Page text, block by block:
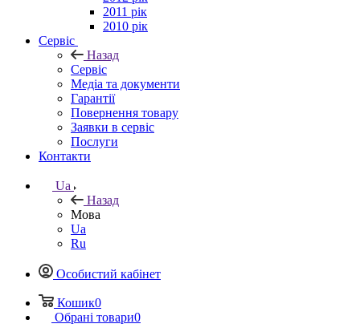
2011 рік
2010 рік
Сервіс
Назад
Сервіс
Медіа та документи
Гарантії
Повернення товару
Заявки в сервіс
Послуги
Контакти
Ua
Назад
Мова
Ua
Ru
Особистий кабінет
Кошик0
Обрані товари0